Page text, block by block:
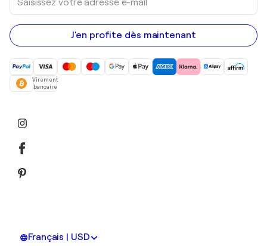
votre
adresse
e-
mail
J'en profite dès maintenant
Virement
bancaire
Français | USD